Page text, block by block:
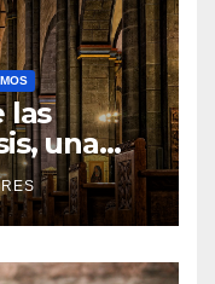
H
A
Y
C
O
M
N
las
una
de
N
O